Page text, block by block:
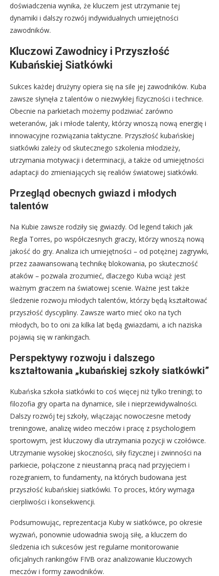
doświadczenia wynika, że kluczem jest utrzymanie tej
dynamiki i dalszy rozwój indywidualnych umiejętności
zawodników.
Kluczowi Zawodnicy i Przyszłość
Kubańskiej Siatkówki
Sukces każdej drużyny opiera się na sile jej zawodników. Kuba
zawsze słynęła z talentów o niezwykłej fizyczności i technice.
Obecnie na parkietach możemy podziwiać zarówno
weteranów, jak i młode talenty, którzy wnoszą nową energię i
innowacyjne rozwiązania taktyczne. Przyszłość kubańskiej
siatkówki zależy od skutecznego szkolenia młodzieży,
utrzymania motywacji i determinacji, a także od umiejętności
adaptacji do zmieniających się realiów światowej siatkówki.
Przegląd obecnych gwiazd i młodych
talentów
Na Kubie zawsze rodziły się gwiazdy. Od legend takich jak
Regla Torres, po współczesnych graczy, którzy wnoszą nową
jakość do gry. Analiza ich umiejętności – od potężnej zagrywki,
przez zaawansowaną technikę blokowania, po skuteczność
ataków – pozwala zrozumieć, dlaczego Kuba wciąż jest
ważnym graczem na światowej scenie. Ważne jest także
śledzenie rozwoju młodych talentów, którzy będą kształtować
przyszłość dyscypliny. Zawsze warto mieć oko na tych
młodych, bo to oni za kilka lat będą gwiazdami, a ich naziska
pojawią się w rankingach.
Perspektywy rozwoju i dalszego
kształtowania „kubańskiej szkoły siatkówki”
Kubańska szkoła siatkówki to coś więcej niż tylko treningi; to
filozofia gry oparta na dynamice, sile i nieprzewidywalności.
Dalszy rozwój tej szkoły, włączając nowoczesne metody
treningowe, analizę wideo meczów i pracę z psychologiem
sportowym, jest kluczowy dla utrzymania pozycji w czołówce.
Utrzymanie wysokiej skoczności, siły fizycznej i zwinności na
parkiecie, połączone z nieustanną pracą nad przyjęciem i
rozegraniem, to fundamenty, na których budowana jest
przyszłość kubańskiej siatkówki. To proces, który wymaga
cierpliwości i konsekwencji.
Podsumowując, reprezentacja Kuby w siatkówce, po okresie
wyzwań, ponownie udowadnia swoją siłę, a kluczem do
śledzenia ich sukcesów jest regularne monitorowanie
oficjalnych rankingów FIVB oraz analizowanie kluczowych
meczów i formy zawodników.